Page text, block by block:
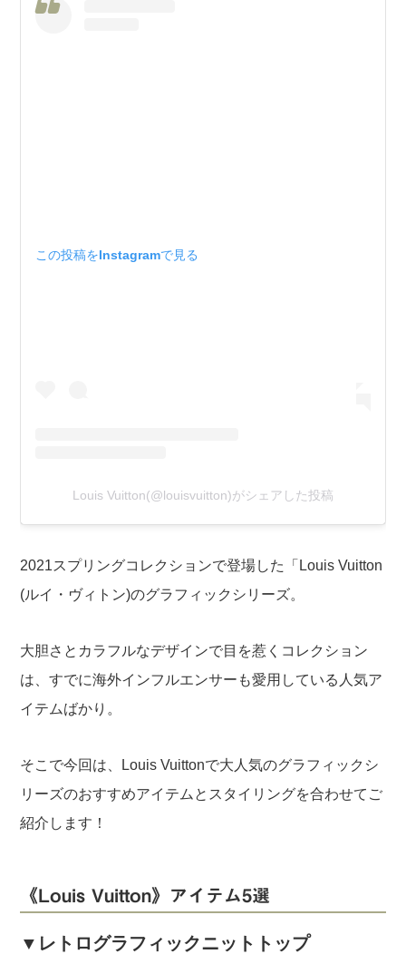
この投稿をInstagramで見る
Louis Vuitton(@louisvuitton)がシェアした投稿
2021スプリングコレクションで登場した「Louis Vuitton
(ルイ・ヴィトン)のグラフィックシリーズ。
大胆さとカラフルなデザインで目を惹くコレクション
は、すでに海外インフルエンサーも愛用している人気ア
イテムばかり。
そこで今回は、Louis Vuittonで大人気のグラフィックシ
リーズのおすすめアイテムとスタイリングを合わせてご
紹介します！
《Louis Vuitton》アイテム5選
▼レトログラフィックニットトップ